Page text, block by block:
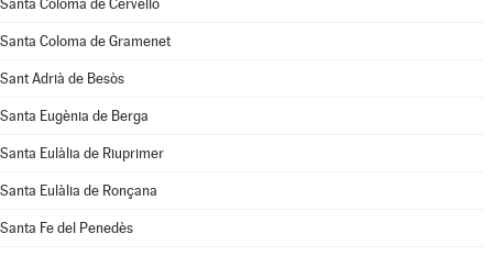
Santa Coloma de Cervelló
Santa Coloma de Gramenet
Sant Adrià de Besòs
Santa Eugènia de Berga
Santa Eulàlia de Riuprimer
Santa Eulàlia de Ronçana
Santa Fe del Penedès